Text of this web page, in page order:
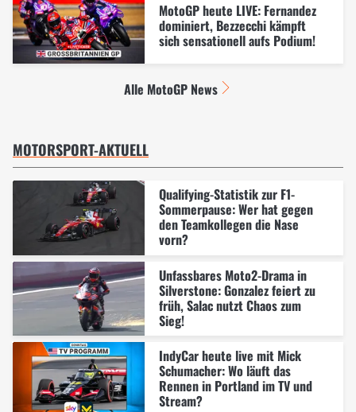
MotoGP heute LIVE: Fernandez
dominiert, Bezzecchi kämpft
sich sensationell aufs Podium!
Alle MotoGP News
MOTORSPORT-AKTUELL
Qualifying-Statistik zur F1-
Sommerpause: Wer hat gegen
den Teamkollegen die Nase
vorn?
Unfassbares Moto2-Drama in
Silverstone: Gonzalez feiert zu
früh, Salac nutzt Chaos zum
Sieg!
IndyCar heute live mit Mick
Schumacher: Wo läuft das
Rennen in Portland im TV und
Stream?